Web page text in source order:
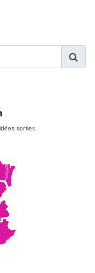
sorties